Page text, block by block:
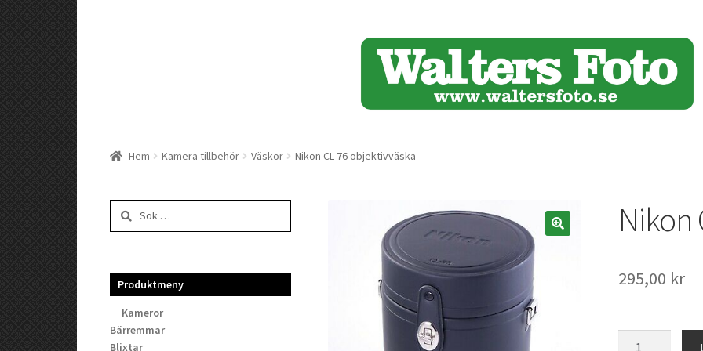
Hem Kamera tillbehör Väskor Nikon CL-76 objektivväska
Nikon
295,00 kr
Sök
efter:
Produktmeny
Kameror
Bärremmar
Blixtar